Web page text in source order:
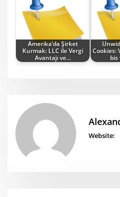
Amerika’da Şirket
Kurmak: LLC ile Vergi
Avantajı ve…
Cookies:
bis
Website: